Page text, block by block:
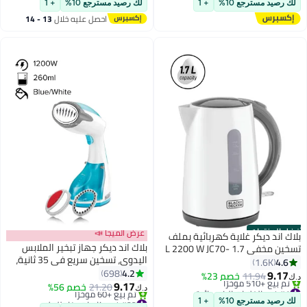
أبيض/ رمادي
لك رصيد مسترجع 10% + 1 تم بيع +100 مؤخرًا
#6 في أجهزة طهي الأرز
لك رصيد مسترجع 10% + 1
احصل عليه خلال 13 - 14
أفضل المنتجات
بلاك اند ديكر غلاية كهربائية بملف
تسخين مخفي 1.7 L 2200 W JC70-
B5 أبيض/ رمادي4.6
1.6K
د.ك‏9.17
11.94خصم 23%
#1 في الغلايات الكهربائية
باقي 6 وحدات في المخزون
لك رصيد مسترجع 10% + 1
عرض الميجا 📣
بلاك اند ديكر جهاز تبخير الملابس
اليدوي، تسخين سريع في 35 ثانية،
تقنية مضادة للتقطير، قفل بخار
مستمر، تصميم مدمج، ملحقات
4.2
698
د.ك‏9.17
21.20خصم 56%
#22 في كاويات بخار للملابس